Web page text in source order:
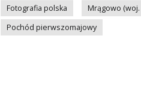
Fotografia polska
Mrągowo
Pochód pierwszomajowy